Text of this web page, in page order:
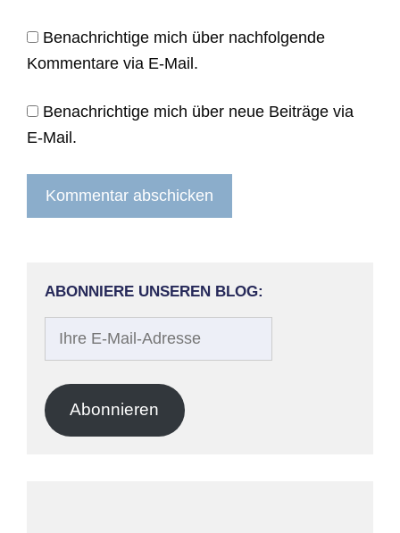
Benachrichtige mich über nachfolgende
Kommentare via E-Mail.
Benachrichtige mich über neue Beiträge via
E-Mail.
ABONNIERE UNSEREN BLOG:
Adresse
Abonnieren